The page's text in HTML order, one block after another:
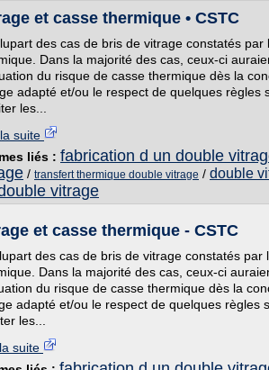
et casse thermique • CSTC
des cas de bris de vitrage constatés
Dans la majorité des cas, ceux-ci
du risque de casse thermique dès la
adapté et/ou le respect de quelques règles
les...
suite
liés : fabrication d un double
/ transfert thermique double vitrage / double
vitrage
et casse thermique - CSTC
des cas de bris de vitrage constatés
Dans la majorité des cas, ceux-ci
du risque de casse thermique dès la
adapté et/ou le respect de quelques règles
les...
suite